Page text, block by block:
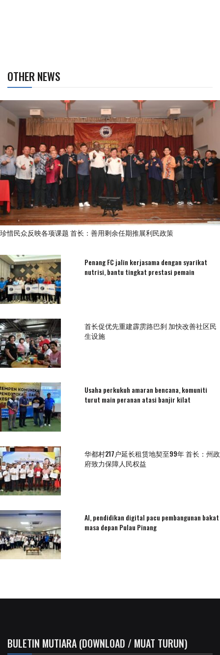
OTHER NEWS
珍惜民众反映各项课题 首长：善用剩余任期推展利民政策
Penang FC jalin kerjasama dengan syarikat
nutrisi, bantu tingkat prestasi pemain
首长促优先重建霹雳路巴刹 加快改善社区民
生设施
Usaha perkukuh amaran bencana, komuniti
turut main peranan atasi banjir kilat
华都村217户延长租赁地契至99年 首长：州政
府致力保障人民权益
AI, pendidikan digital pacu pembangunan bakat
masa depan Pulau Pinang
BULETIN MUTIARA (DOWNLOAD / MUAT TURUN)